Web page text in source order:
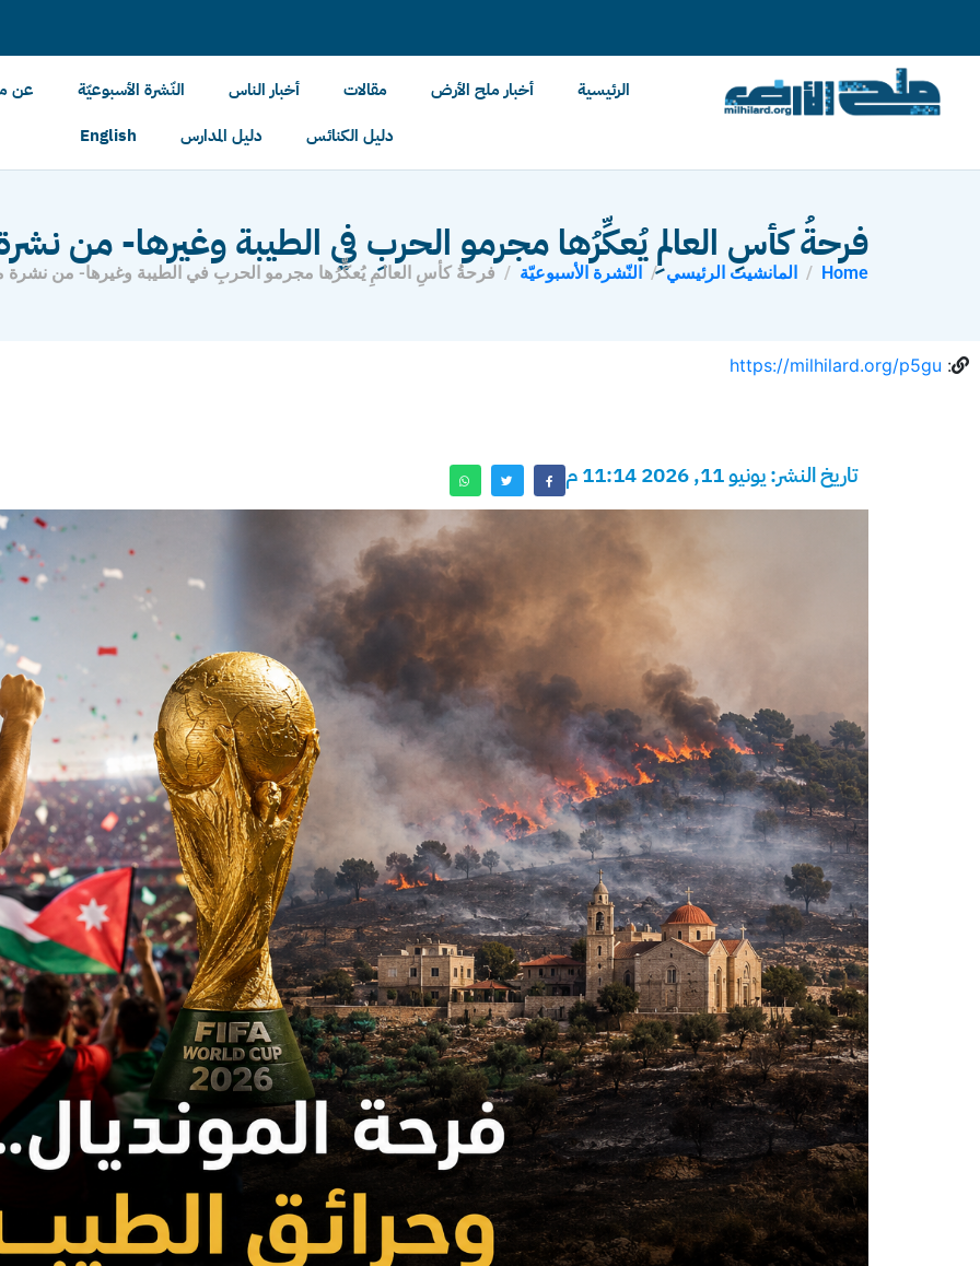
الرئيسية أخبار ملح الأرض مقالات أخبار الناس النّشرة الأسبوعيّة عن
دليل الكنائس
دليل المدارس English
فرحةُ كأسِ العالمِ يُعكِّرُها مجرمو الحربِ في الطيبة وغيرها- من نشرة
Home المانشيت الرئيسي النّشرة الأسبوعيّة فرحةُ كأسِ العالمِ يُعكِّرُها مجرمو الحربِ في الطيبة وغيرها- من نشرة
:
https://milhilard.org/p5gu
تاريخ النشر: يونيو 11, 2026 11:14 م